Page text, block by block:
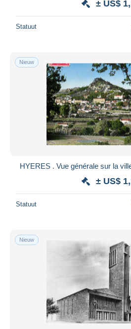
± US$
Statuut
Nieuw
HYERES . Vue générale sur la
± US$
Statuut
Nieuw